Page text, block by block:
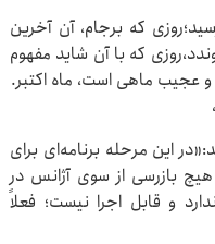
که برجام، آن آخرین
که با آن شاید مفهوم
عجیب ماهی است، ماه اکتبر.
این مرحله برنامه‌ای برای
هیچ بازرسی از سوی آژانس در
و قابل اجرا نیست؛ فعلاً